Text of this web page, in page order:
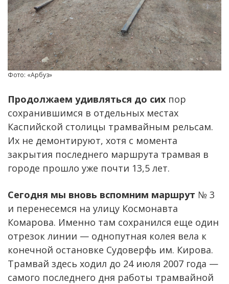
Фото: «Арбуз»
Продолжаем удивляться до сих пор
сохранившимся в отдельных местах
Каспийской столицы трамвайным рельсам.
Их не демонтируют, хотя с момента
закрытия последнего маршрута трамвая в
городе прошло уже почти 13,5 лет.
Сегодня мы вновь вспомним маршрут № 3
и перенесемся на улицу Космонавта
Комарова. Именно там сохранился еще один
отрезок линии — однопутная колея вела к
конечной остановке Судоверфь им. Кирова.
Трамвай здесь ходил до 24 июля 2007 года —
самого последнего дня работы трамвайной